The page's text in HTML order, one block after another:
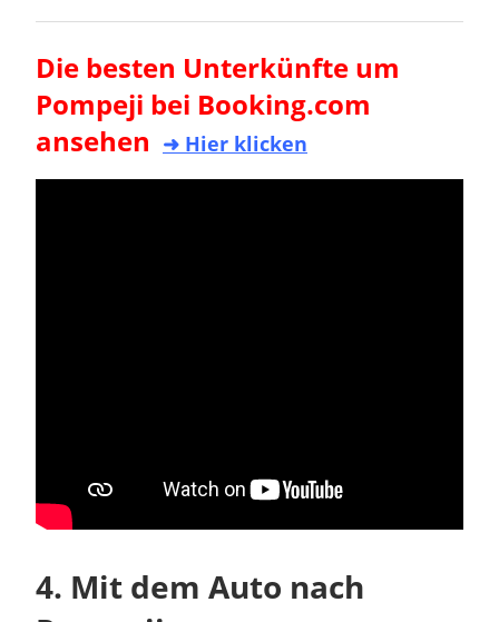
Die besten Unterkünfte um
Pompeji bei Booking.com
ansehen ➜ Hier klicken
4. Mit dem Auto nach